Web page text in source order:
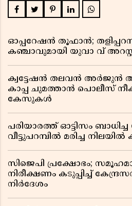
ഓപ്പറേഷൻ തൂഫാൻ;
കഞ്ചാവുമായി യുവാ വ്
ക്വട്ടേഷൻ തലവൻ അർജുൻ
കാപ്പ ചുമത്താൻ പൊലീസ്
കേസുകൾ
പരിയാരത്ത് ഓട്ടിസം
വീട്ടുപറമ്പിൽ മരിച്ച
സിജെപി പ്രക്ഷോഭം;
നിരീക്ഷണം കടുപ്പിച്ച്
നിർദേശം